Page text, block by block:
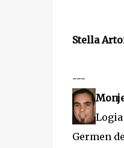
Stella
---
Logia
Germen